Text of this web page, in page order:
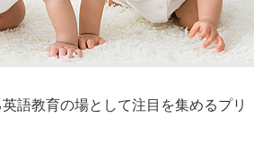
語教育の場として注目を集めるプリ